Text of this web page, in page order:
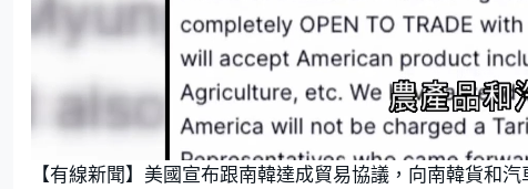
m
u
o
a
d
【有線新聞】美國宣布跟南韓達成貿易協議，向南韓貨和